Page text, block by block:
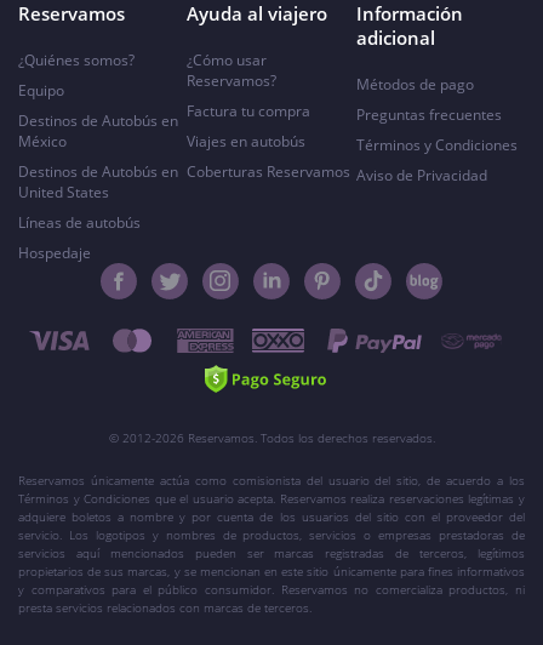
Reservamos
¿Quiénes somos?
Equipo
Destinos de Autobús en
México
Destinos de Autobús en
United States
Líneas de autobús
Hospedaje
Ayuda al viajero
¿Cómo usar
Reservamos?
Factura tu compra
Viajes en autobús
Coberturas Reservamos
Información
adicional
Métodos de pago
Preguntas frecuentes
Términos y Condiciones
Aviso de Privacidad
© 2012-2026 Reservamos. Todos los derechos reservados.
Reservamos únicamente actúa como comisionista del usuario del sitio, de acuerdo a los
Términos y Condiciones que el usuario acepta. Reservamos realiza reservaciones legítimas y
adquiere boletos a nombre y por cuenta de los usuarios del sitio con el proveedor del
servicio. Los logotipos y nombres de productos, servicios o empresas prestadoras de
servicios aquí mencionados pueden ser marcas registradas de terceros, legítimos
propietarios de sus marcas, y se mencionan en este sitio únicamente para fines informativos
y comparativos para el público consumidor. Reservamos no comercializa productos, ni
presta servicios relacionados con marcas de terceros.